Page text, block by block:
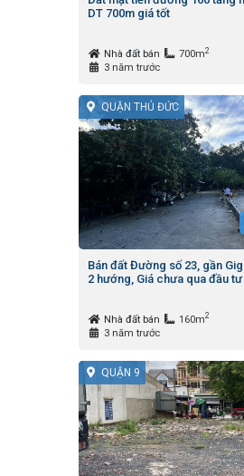
DT 700m giá tốt
Nhà đất bán 700m2
3 năm trước
QUẬN THỦ ĐỨC
Bán đất Đường số 23, gần
2 hướng, Giá chưa qua đầu tư
Nhà đất bán 160m2
3 năm trước
QUẬN 9